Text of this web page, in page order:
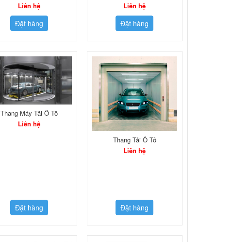
Liên hệ
Đặt hàng
Liên hệ
Đặt hàng
Thang Máy Tải Ô Tô
Liên hệ
Đặt hàng
Thang Tải Ô Tô
Liên hệ
Đặt hàng